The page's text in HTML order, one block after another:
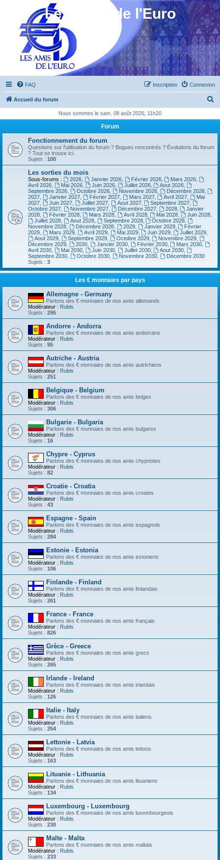
Les Amis de l'Euro
FAQ Connexion
Inscription
Accueil du forum
h
Nous sommes le sam. 08 août 2026, 11h20
Forum
Fonctionnement du forum
Questions sur l'utilisation du forum ? Bogues rencontrés ? Évolutions du forum
? Tout se trouve ici.
Sujets : 100
Les sorties du mois
Sous-forums : 2026, Janvier 2026, Février 2026, Mars 2026
Avril 2026
Mai 2026, Juin 2026, Juillet 2026, Aout 2026
Septembre 2026
Octobre 2026, Novembre 2026, Décembre 2026,
2027
Janvier 2027, Février 2027, Mars 2027, Avril 2027
Mai
2027
Juin 2027, Juillet 2027, Aout 2027, Septembre 2027
Octobre 2027
Novembre 2027, Décembre 2027, 2028,
Janvier
2028
Février 2028, Mars 2028, Avril 2028, Mai 2028 Juin 2028
Juillet 2028, Aout 2028, Septembre 2028, Octobre 2028
Novembre 2028
Décembre 2028, 2029, Janvier 2029,
Février
2029
Mars 2029, Avril 2029, Mai 2029, Juin 2029 Juillet 2029
Aout 2029, Septembre 2029, Octobre 2029, Novembre 2029
Décembre 2029
2030, Janvier 2030, Février 2030, Mars 2030
Avril 2030
Mai 2030, Juin 2030, Juillet 2030, Aout 2030
Septembre 2030
Octobre 2030, Novembre 2030,
Décembre 2030
Sujets : 3
Les € monnaies par pays
Allemagne - Germany
Parlons des € monnaies de nos amis allemands
Modérateur : Rubis
Sujets : 295
Andorre - Andorra
Parlons des € monnaies de nos amis andorrans
Modérateur : Rubis
Sujets : 95
Autriche - Austria
Parlons des € monnaies de nos amis autrichiens
Modérateur : Rubis
Sujets : 251
Belgique - Belgium
Parlons des € monnaies de nos amis belges
Modérateur : Rubis
Sujets : 306
Bulgarie - Bulgaria
Parlons des € monnaies de nos amis bulgares
Modérateur : Rubis
Sujets : 16
Chypre - Cyprus
Parlons des € monnaies de nos amis chypriotes
Modérateur : Rubis
Sujets : 82
Croatie - Croatia
Parlons des € monnaies de nos amis croates
Modérateur : Rubis
Sujets : 43
Espagne - Spain
Parlons des € monnaies de nos amis espagnols
Modérateur : Rubis
Sujets : 284
Estonie - Estonia
Parlons des € monnaies de nos amis estoniens
Modérateur : Rubis
Sujets : 106
Finlande - Finland
Parlons des € monnaies de nos amis finlandais
Modérateur : Rubis
Sujets : 261
France - France
Parlons des € monnaies de nos amis français
Modérateur : Rubis
Sujets : 826
Grèce - Greece
Parlons des € monnaies de nos amis grecs
Modérateur : Rubis
Sujets : 265
Irlande - Ireland
Parlons des € monnaies de nos amis irlandais
Modérateur : Rubis
Sujets : 126
Italie - Italy
Parlons des € monnaies de nos amis italiens
Modérateur : Rubis
Sujets : 254
Lettonie - Latvia
Parlons des € monnaies de nos amis lettons
Modérateur : Rubis
Sujets : 163
Lituanie - Lithuania
Parlons des € monnaies de nos amis lituaniens
Modérateur : Rubis
Sujets : 134
Luxembourg - Luxembourg
Parlons des € monnaies de nos amis luxembourgeois
Modérateur : Rubis
Sujets : 230
Malte - Malta
Parlons des € monnaies de nos amis maltais
Modérateur : Rubis
Sujets : 233